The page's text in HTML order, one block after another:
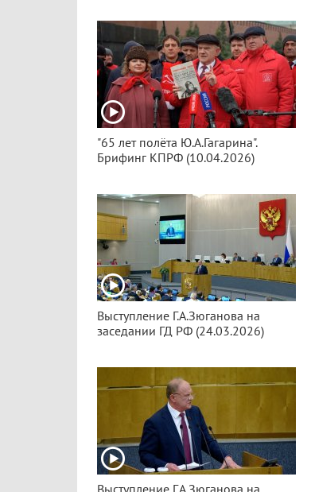
"65 лет полёта Ю.А.Гагарина".
Брифинг КПРФ (10.04.2026)
Выступление Г.А.Зюганова на
заседании ГД РФ (24.03.2026)